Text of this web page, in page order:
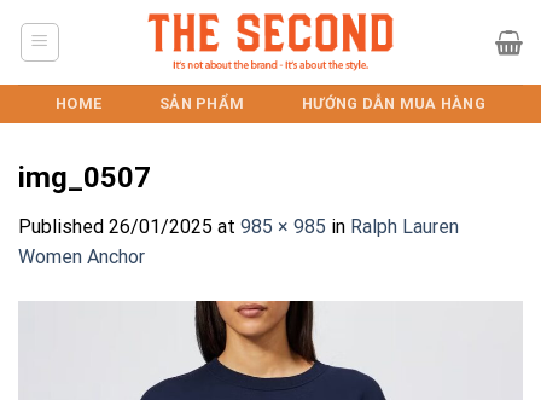
HOME SẢN PHẨM HƯỚNG DẪN MUA HÀNG
img_0507
Published 26/01/2025 at 985 × 985 in Ralph Lauren
Women Anchor